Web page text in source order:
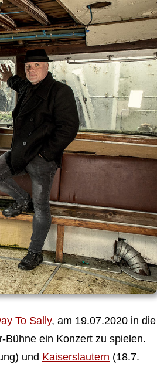
To Sally, am 19.07.2020 in die
Bühne ein Konzert zu spielen.
und Kaiserslautern (18.7.